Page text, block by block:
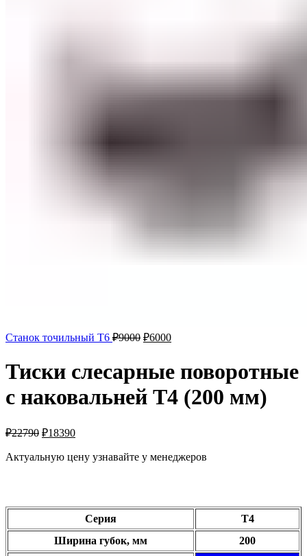
Станок точильный Т6 ₽9000 ₽6000
Тиски слесарные поворотные
с наковальней Т4 (200 мм)
₽22790 ₽18390
Актуальную цену узнавайте у менеджеров
Серия
Т4
Ширина губок, мм
200